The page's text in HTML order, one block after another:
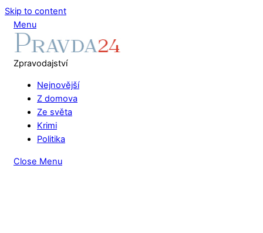
Skip to content
Menu
Zpravodajství
Nejnovější
Z domova
Ze světa
Krimi
Politika
Close Menu